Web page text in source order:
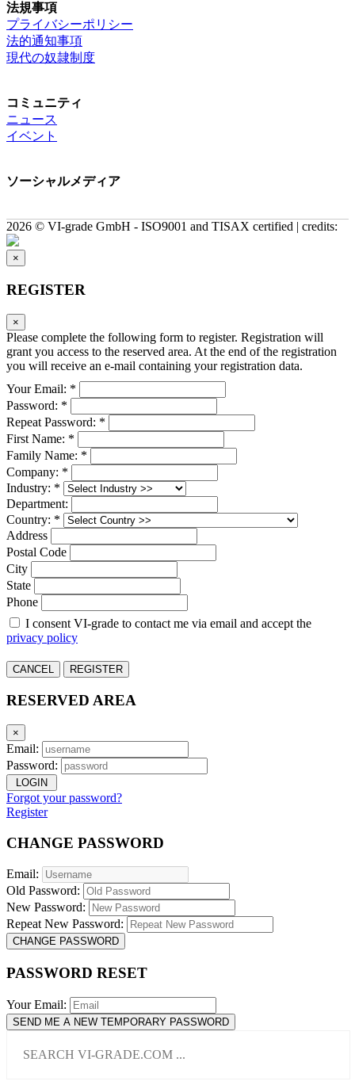
法規事項
プライバシーポリシー
法的通知事項
現代の奴隷制度
コミュニティ
ニュース
イベント
ソーシャルメディア
2026 © VI-grade GmbH - ISO9001 and TISAX certified | credits:
×
REGISTER
×
Please complete the following form to register. Registration will
grant you access to the reserved area. At the end of the registration
you will receive an e-mail containing your registration data.
Your Email: *
Password: *
Repeat Password: *
First Name: *
Family Name: *
Company: *
Industry: *
Department:
Country: *
Address
Postal Code
City
State
Phone
I consent VI-grade to contact me via email and accept the
privacy policy
CANCEL REGISTER
RESERVED AREA
×
Email:
Password:
LOGIN
Forgot your password?
Register
CHANGE PASSWORD
Email:
Old Password:
New Password:
Repeat New Password:
CHANGE PASSWORD
PASSWORD RESET
Your Email:
SEND ME A NEW TEMPORARY PASSWORD